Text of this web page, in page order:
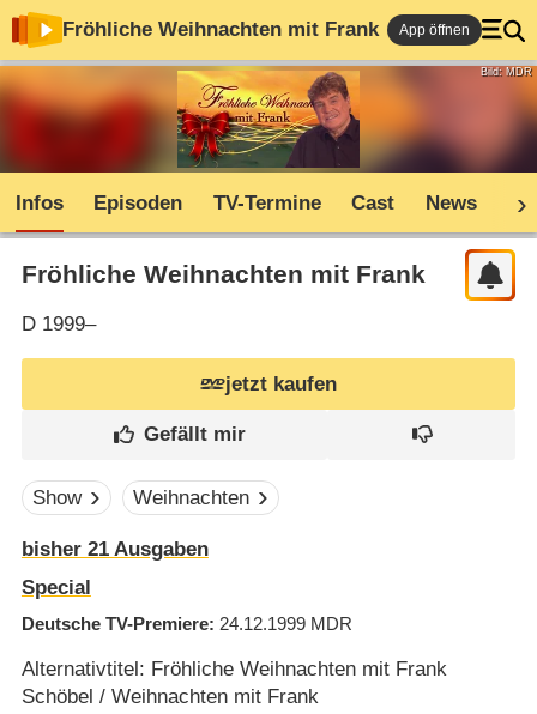
Fröhliche Weihnachten mit Frank App öffnen
Bild: MDR
Infos Episoden TV-Termine Cast News
Fröhliche Weihnachten mit Frank
D1999–
jetzt kaufen
Show Weihnachten
bisher 21 Ausgaben
Special
Deutsche TV-Premiere 24.12.1999 MDR
Alternativtitel: Fröhliche Weihnachten mit Frank
Schöbel / Weihnachten mit Frank